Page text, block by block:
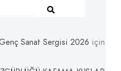
Sanat Sergisi 2026 için